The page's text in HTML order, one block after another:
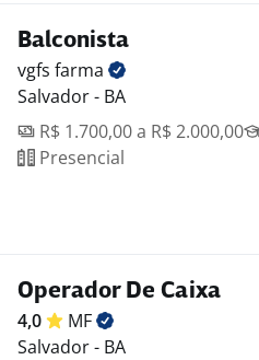
Balconista
vgfs farma
Salvador - BA
R$ 1.700,00 a R$ 2.000,00
Presencial
Operador De Caixa
4,0
MF
Salvador - BA